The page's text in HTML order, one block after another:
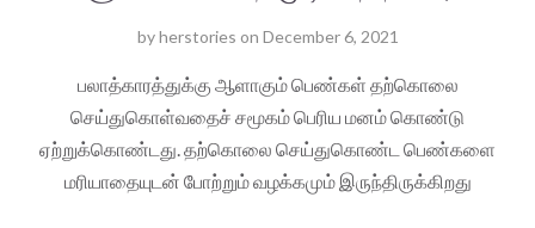
byherstories on December 6, 2021
பலாத்காரத்துக்கு ஆளாகும் பெண்கள் தற்கொலை
செய்துகொள்வதைச் சமூகம் பெரிய மனம் கொண்டு
ஏற்றுக்கொண்டது. தற்கொலை செய்துகொண்ட பெண்களை
மரியாதையுடன் போற்றும் வழக்கமும் இருந்திருக்கிறது